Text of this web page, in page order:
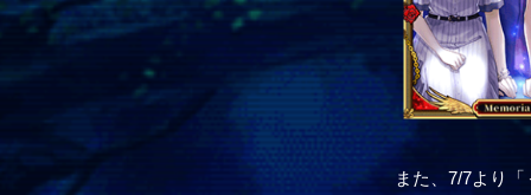
また、7/7より